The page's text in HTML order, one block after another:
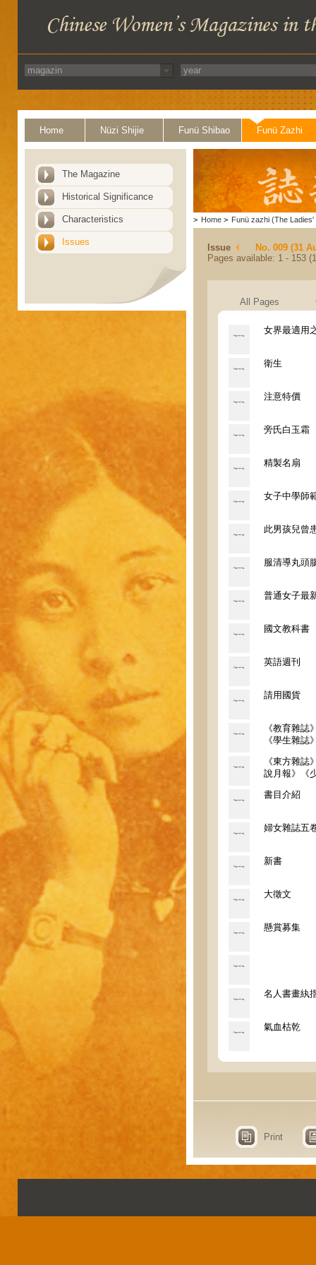
Home Nüzi Shijie Funü Shibao Funü Zazhi
The Magazine
Historical Significance
Characteristics
Issues
> Home > Funü zazhi (The Ladies'
Issue
No. 009 (31
Pages available: 1 - 153
All Pages
女界最適用
衛生
注意特價
旁氏白玉霜
精製名扇
女子中學師
此男孩兒曾
服清導丸頭
普通女子最
國文教科書
英語週刊
請用國貨
《教育雜誌
《學生雜誌
《東方雜誌
說月報》《
書目介紹
婦女雜誌五
新書
大徵文
懸賞募集
名人書畫紈
氣血枯乾
Print